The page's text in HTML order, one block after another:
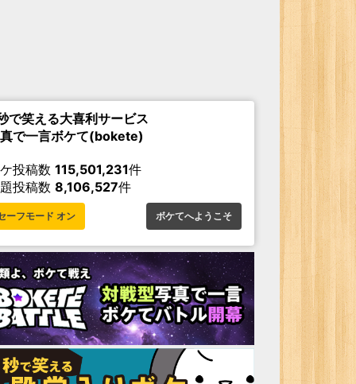
で笑える大喜利サービス
で一言ボケて(bokete)
投稿数 115,501,231件
投稿数 8,106,527件
ーフモード オン ボケてへようこそ